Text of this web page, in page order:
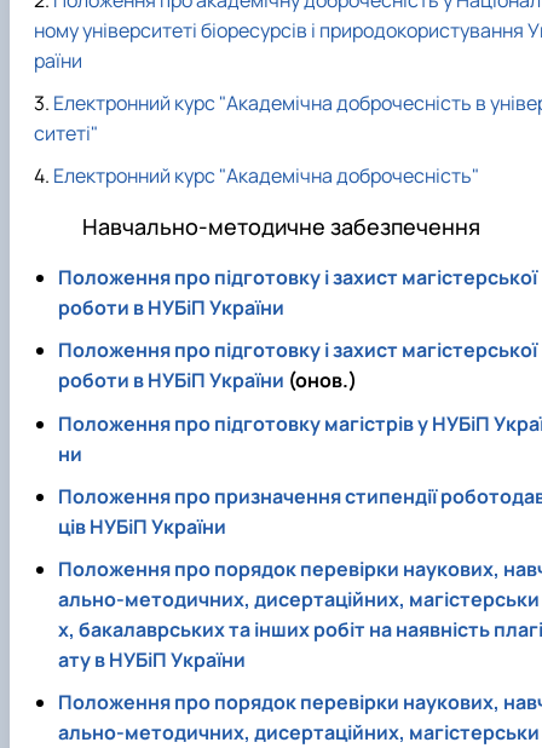
ному університеті біоресурсів і природокористування
раїни
Електронний курс "Академічна доброчесність в
ситеті"
Електронний курс "Академічна доброчесність"
Навчально-методичне забезпечення
Положення про підготовку і захист магістерської
роботи в НУБіП України
Положення про підготовку і захист магістерської
роботи в НУБіП України (онов.)
Положення про підготовку магістрів у НУБіП
ни
Положення про призначення стипендії
ців НУБіП України
Положення про порядок перевірки наукових,
ально-методичних, дисертаційних, магістерськи
х, бакалаврських та інших робіт на наявність плагі
ату в НУБіП України
Положення про порядок перевірки наукових,
ально-методичних, дисертаційних, магістерськи